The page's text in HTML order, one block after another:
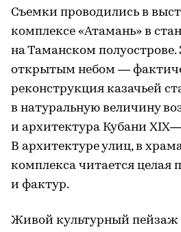
Съемки проводились в
комплексе «Атамань» в
на Таманском полуострове.
открытым небом —
реконструкция казачьей
в натуральную величину
и архитектура Кубани
В архитектуре улиц, в
комплекса читается целая
и фактур.
Живой культурный пейзаж